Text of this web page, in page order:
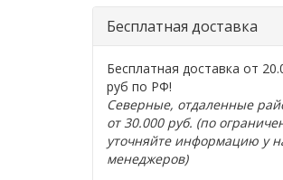
Бесплатная доставка
Бесплатная доставка от
руб по РФ!
Северные, отдаленные
от 30.000 руб. (по
уточняйте информацию у
менеджеров)